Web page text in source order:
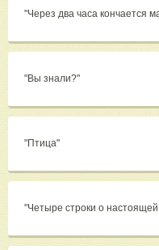
"Через два часа кончается
"Вы знали?"
"Птица"
"Четыре строки о